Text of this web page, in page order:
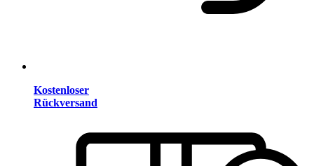
Kostenloser
Rückversand